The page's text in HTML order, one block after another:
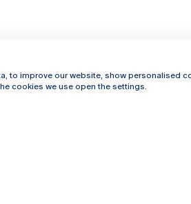
Campus Online
Webmail
to improve our website, show personalised
cookies we use open the settings.